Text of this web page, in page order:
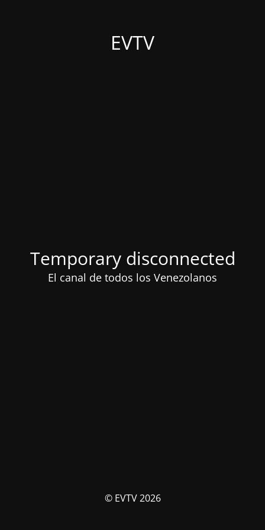
EVTV
Temporary disconnected
El canal de todos los Venezolanos
© EVTV 2026